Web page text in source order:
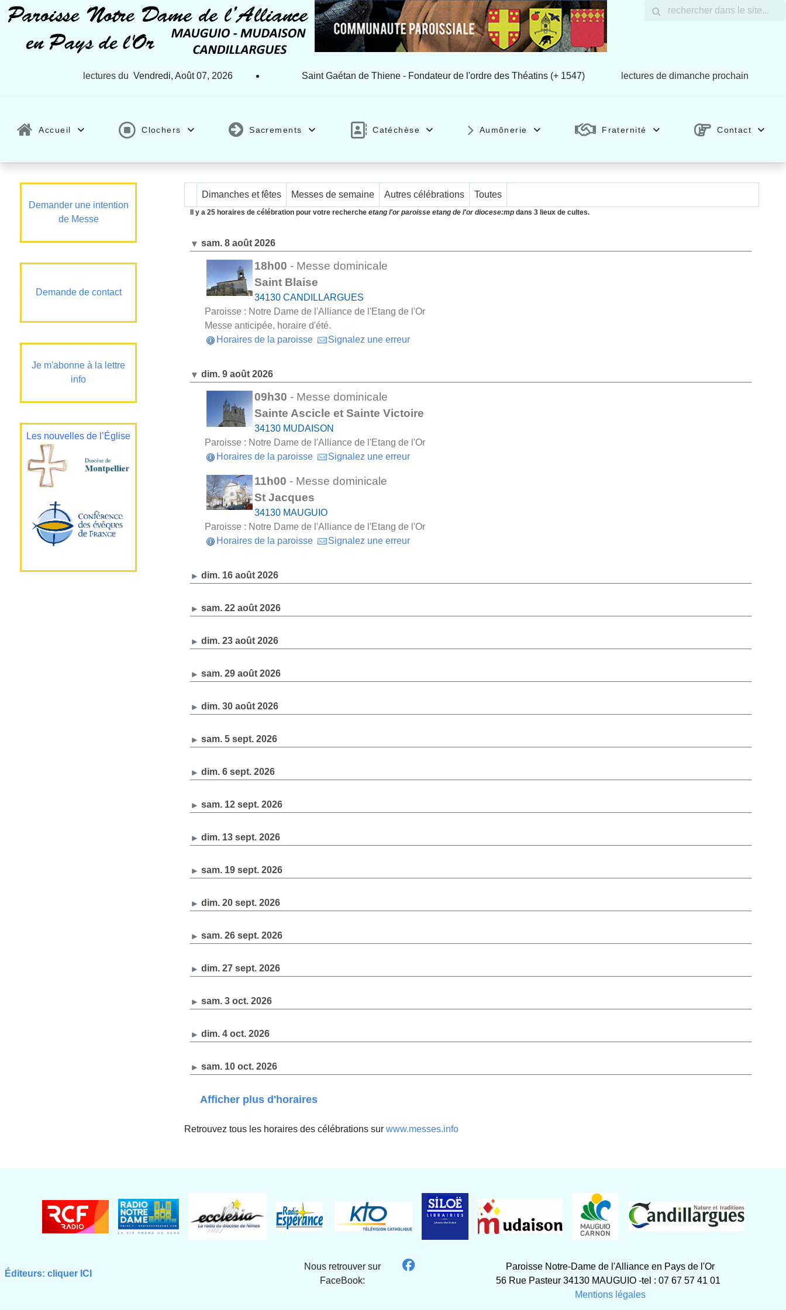
lectures duVendredi, Août 07, 2026 Saint Gaétan de Thiene - Fondateur de l'ordre des Théatins (+ 1547) lectures de dimanche prochain
Accueil Clochers Sacrements Catéchèse Aumônerie Fraternité Contact
Demander une intention
de Messe
Demande de contact
Je m'abonne à la lettre
info
Les nouvelles de l’Église
Dimanches et fêtes Messes de semaine Autres célébrations Toutes
Il y a 25 horaires de célébration pour votre recherche etang l'or paroisse etang de l'or diocese:mpdans 3 lieux de cultes.
sam. 8 août 2026
18h00 - Messe dominicale
Saint Blaise
34130 CANDILLARGUES
Paroisse : Notre Dame de l'Alliance de l'Etang de l'Or
Messe anticipée, horaire d'été.
Horaires de la paroisse
Signalez une erreur
dim. 9 août 2026
09h30 - Messe dominicale
Sainte Ascicle et Sainte Victoire
34130 MUDAISON
Paroisse : Notre Dame de l'Alliance de l'Etang de l'Or
Horaires de la paroisse
Signalez une erreur
11h00 - Messe dominicale
St Jacques
34130 MAUGUIO
Paroisse : Notre Dame de l'Alliance de l'Etang de l'Or
Horaires de la paroisse
Signalez une erreur
dim. 16 août 2026
sam. 22 août 2026
dim. 23 août 2026
sam. 29 août 2026
dim. 30 août 2026
sam. 5 sept. 2026
dim. 6 sept. 2026
sam. 12 sept. 2026
dim. 13 sept. 2026
sam. 19 sept. 2026
dim. 20 sept. 2026
sam. 26 sept. 2026
dim. 27 sept. 2026
sam. 3 oct. 2026
dim. 4 oct. 2026
sam. 10 oct. 2026
Afficher plus d'horaires
Retrouvez tous les horaires des célébrations sur www.messes.info
Éditeurs: cliquer ICI
Nous retrouver sur
FaceBook:
Paroisse Notre-Dame de l'Alliance en Pays de l'Or
56 Rue Pasteur 34130 MAUGUIO -tel : 07 67 57 41 01
Mentions légales